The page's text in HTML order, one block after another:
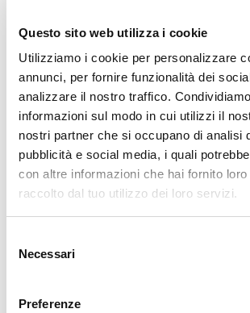
Questo sito web utilizza i cookie
Utilizziamo i cookie per personalizzare
annunci, per fornire funzionalità dei
analizzare il nostro traffico.
informazioni sul modo in cui utilizzi il
nostri partner che si occupano di analisi
pubblicità e social media, i quali
con altre informazioni che hai fornito
raccolto dal tuo utilizzo dei loro servizi.
delNecessari
Preferenze
Chiavenna è celebre per i suoicrotti
ventilate da correnti d'aria fresca
perfette per la conservazione dei cibi
convivialità. Qui è possibile degustare
robusta e genuina che racconta la
Brisaola della Valchiavenna:
naturalmente nei crotti.
coscia di capra, tagliata
Formaggi d'alpeggio
: caprini e